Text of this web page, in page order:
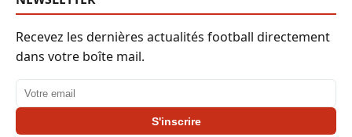
Recevez les dernières actualités football directement
dans votre boîte mail.
Adresse email
S'inscrire